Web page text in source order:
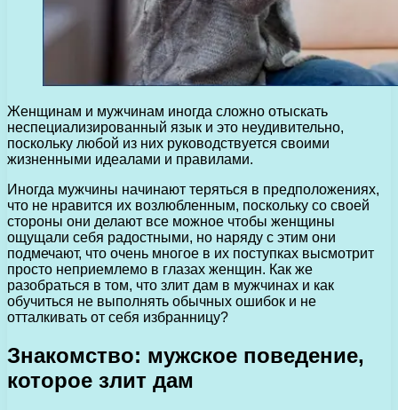
Женщинам и мужчинам иногда сложно отыскать
неспециализированный язык и это неудивительно,
поскольку любой из них руководствуется своими
жизненными идеалами и правилами.
Иногда мужчины начинают теряться в предположениях,
что не нравится их возлюбленным, поскольку со своей
стороны они делают все можное чтобы женщины
ощущали себя радостными, но наряду с этим они
подмечают, что очень многое в их поступках высмотрит
просто неприемлемо в глазах женщин. Как же
разобраться в том, что злит дам в мужчинах и как
обучиться не выполнять обычных ошибок и не
отталкивать от себя избранницу?
Знакомство: мужское поведение,
которое злит дам